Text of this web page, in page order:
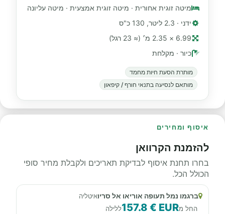
מיטה זוגית אחורית · מיטה זוגית אמצעית · מיטה עליונה
ידני · 2.3 ליטר, 130 כ"ס
6.99 × 2.35 מ׳ (≈ 23 רגל)
כיור · מקלחת
מותרת הסעת חיות מחמד
מותאם לנסיעה בתנאי חורף / קיפאון
איסוף ומחירים
להזמנת הקרוואן
בחרו תחנת איסוף לבדיקת תאריכים ולקבלת מחיר סופי
הכולל הכל.
ברגמו נמל תעופה אוריאו אל סריואיטליה
החל מ157.8 € EURללילה